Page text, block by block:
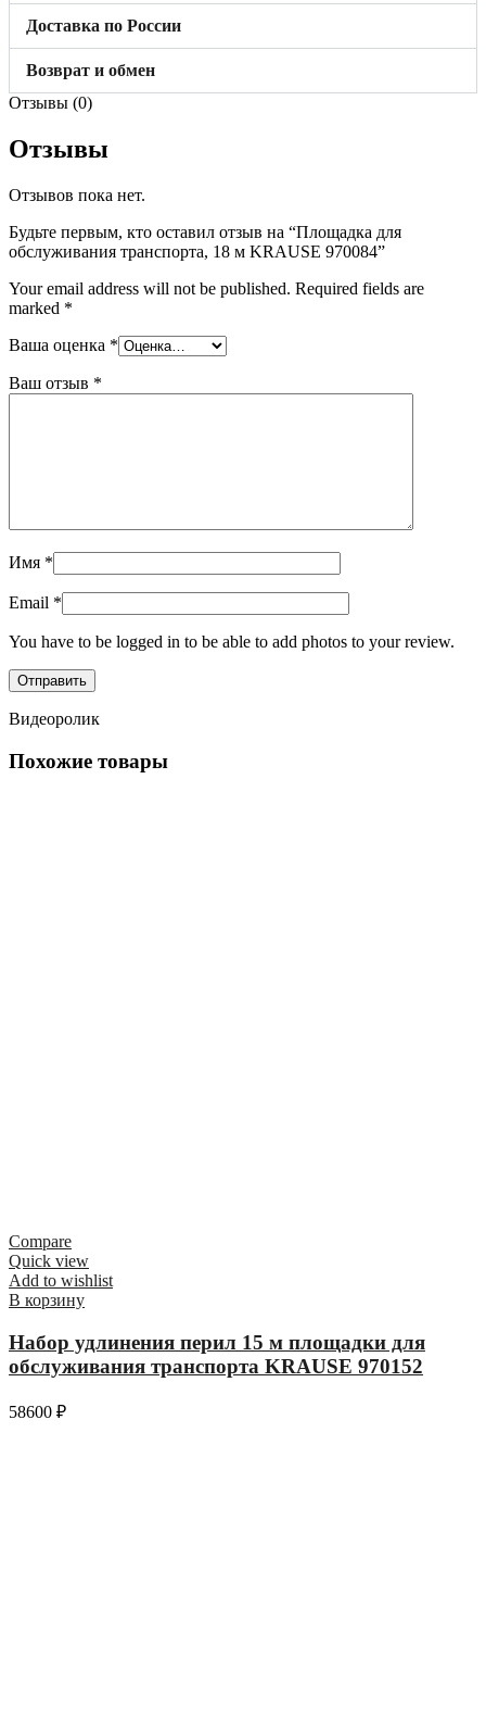
Доставка по России
Возврат и обмен
Отзывы (0)
Отзывы
Отзывов пока нет.
Будьте первым, кто оставил отзыв на “Площадка для
обслуживания транспорта, 18 м KRAUSE 970084”
Your email address will not be published. Required fields are
marked *
Ваша оценка *
Ваш отзыв *
Имя *
Email *
You have to be logged in to be able to add photos to your review.
Видеоролик
Похожие товары
Compare
Quick view
Add to wishlist
В корзину
Набор удлинения перил 15 м площадки для
обслуживания транспорта KRAUSE 970152
58600 ₽